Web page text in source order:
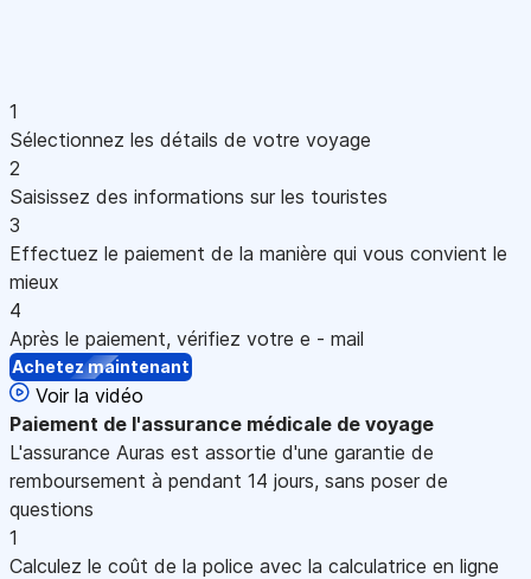
1
Sélectionnez les détails de votre voyage
2
Saisissez des informations sur les touristes
3
Effectuez le paiement de la manière qui vous convient le
mieux
4
Après le paiement, vérifiez votre e - mail
Achetez maintenant
Voir la vidéo
Paiement de l'assurance médicale de voyage
L'assurance Auras est assortie d'une garantie de
remboursement à pendant 14 jours, sans poser de
questions
1
Calculez le coût de la police avec la calculatrice en ligne